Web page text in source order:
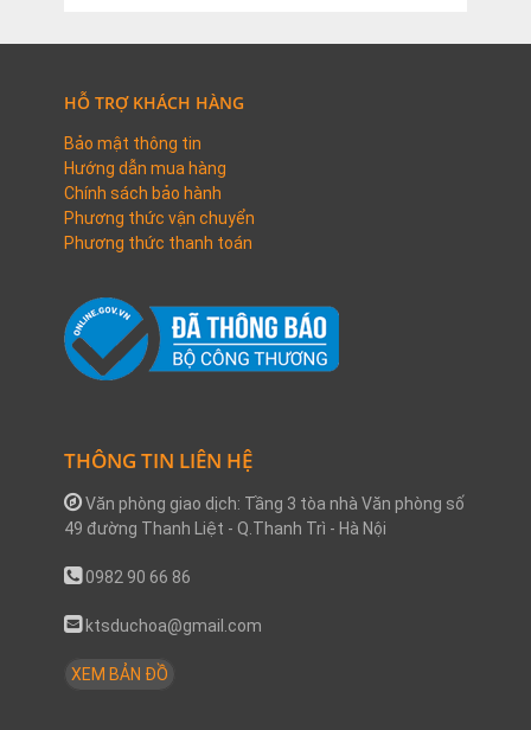
HỖ TRỢ KHÁCH HÀNG
Bảo mật thông tin
Hướng dẫn mua hàng
Chính sách bảo hành
Phương thức vận chuyển
Phương thức thanh toán
THÔNG TIN LIÊN HỆ
Văn phòng giao dịch: Tầng 3 tòa nhà Văn phòng số
49 đường Thanh Liệt - Q.Thanh Trì - Hà Nội
0982 90 66 86
ktsduchoa@gmail.com
XEM BẢN ĐỒ